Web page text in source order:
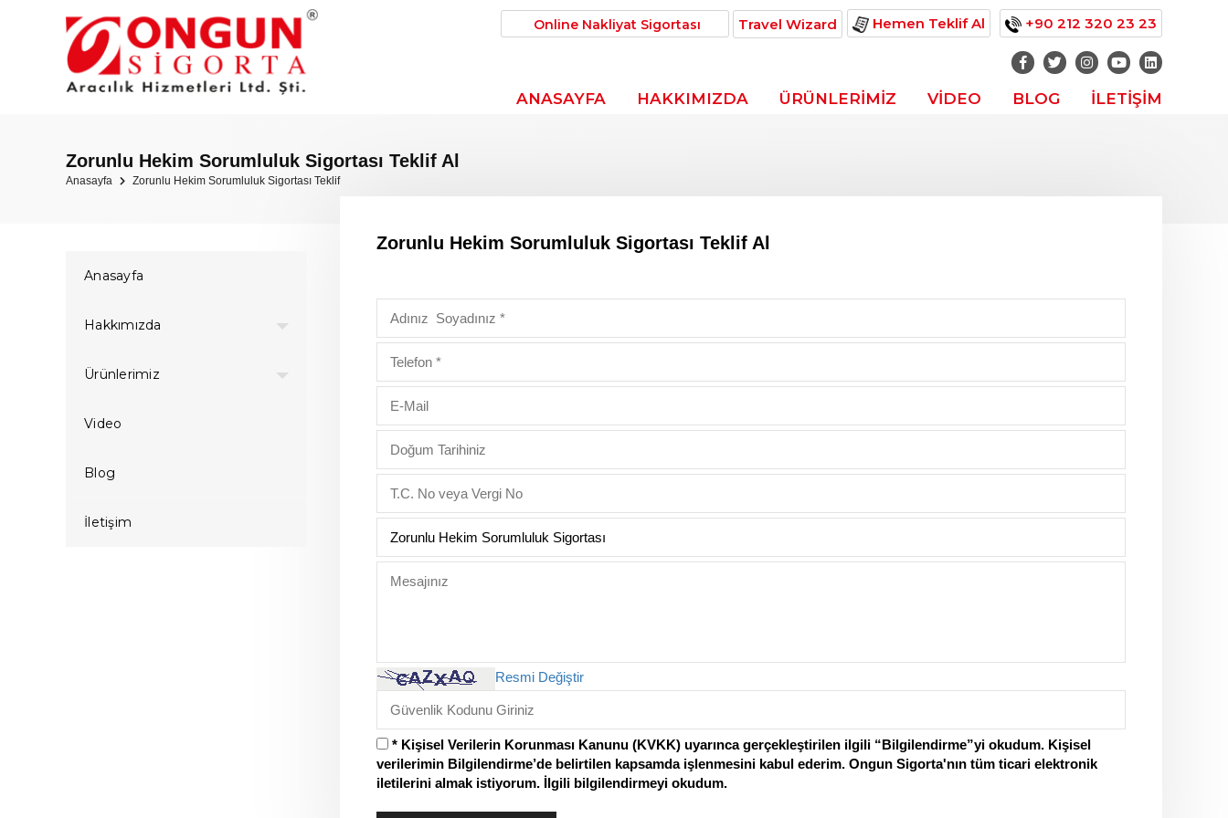
+90 212 320 23 23
Hemen Teklif Al
Online Nakliyat Sigortası Travel Wizard
ANASAYFA HAKKIMIZDA ÜRÜNLERİMİZ VİDEO BLOG İLETİŞİM
Zorunlu Hekim Sorumluluk Sigortası Teklif Al
Anasayfa Zorunlu Hekim Sorumluluk Sigortası Teklif
Zorunlu Hekim Sorumluluk Sigortası Teklif Al
Resmi Değiştir
* Kişisel Verilerin Korunması Kanunu (KVKK) uyarınca gerçekleştirilen ilgili “Bilgilendirme”yi okudum. Kişisel
verilerimin Bilgilendirme’de belirtilen kapsamda işlenmesini kabul ederim. Ongun Sigorta'nın tüm ticari elektronik
iletilerini almak istiyorum. İlgili bilgilendirmeyi okudum.
Anasayfa
Hakkımızda
Ürünlerimiz
Video
Blog
İletişim